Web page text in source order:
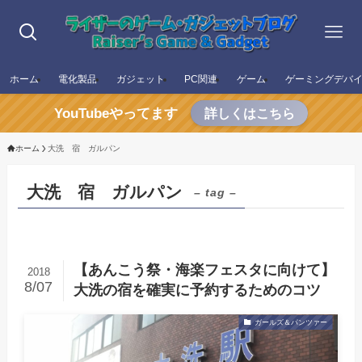
ホーム 電化製品 ガジェット PC関連 ゲーム ゲーミングデバ
YouTubeやってます 詳しくはこちら
ホーム 大洗 宿 ガルパン
大洗 宿 ガルパン – tag –
【あんこう祭・海楽フェスタに向けて】
大洗の宿を確実に予約するためのコツ
2018
8/07
ガールズ＆パンツァー